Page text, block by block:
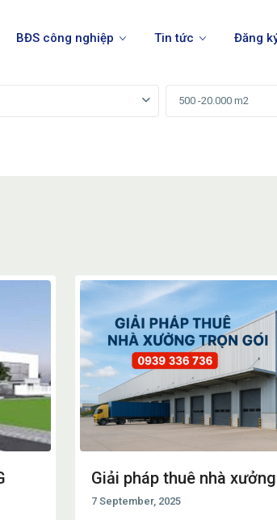
BĐS công nghiệp Tin tức Đăng
Giải pháp thuê nhà
7 September, 2025